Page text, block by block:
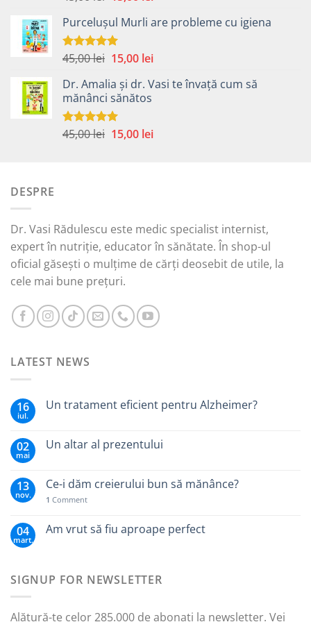
a
fost:
45,00 lei.
este:
Purcelușul Murli are probleme cu igiena
Evaluat la
45,00lei Prețul
a
fost:
45,00 lei.
15,00 leiPrețul
este:
Dr. Amalia și dr. Vasi te învață cum să
mănânci sănătos
Evaluat la
45,00lei Prețul
15,00 leiPrețul
DESPRE
Dr. Vasi Rădulescu este medic specialist internist,
expert în nutriție, educator în sănătate. În shop-ul
oficial găsești o mulțime de cărți deosebit de utile, la
cele mai bune prețuri.
LATEST NEWS
16
iul.
Un tratament eficient pentru Alzheimer?
02
mai
Un altar al prezentului
13
nov.
Ce-i dăm creierului bun să mănânce?
1 Comment
04
mart.
Am vrut să fiu aproape perfect
SIGNUP FOR NEWSLETTER
Alătură-te celor 285.000 de abonați la newsletter. Vei